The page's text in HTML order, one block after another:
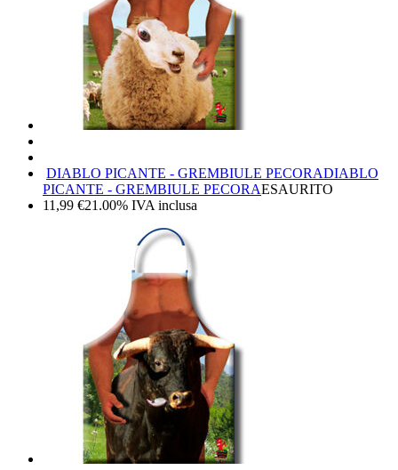
DIABLO PICANTE - GREMBIULE PECORADIABLO
PICANTE - GREMBIULE PECORAESAURITO
11,99 €21.00% IVA inclusa